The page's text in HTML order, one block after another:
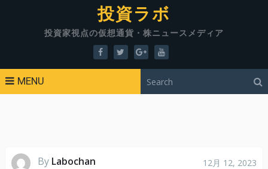
投資ラボ
投資家視点の仮想通貨・株ニュースメディア
MENU
By Labochan 12月 12, 2023